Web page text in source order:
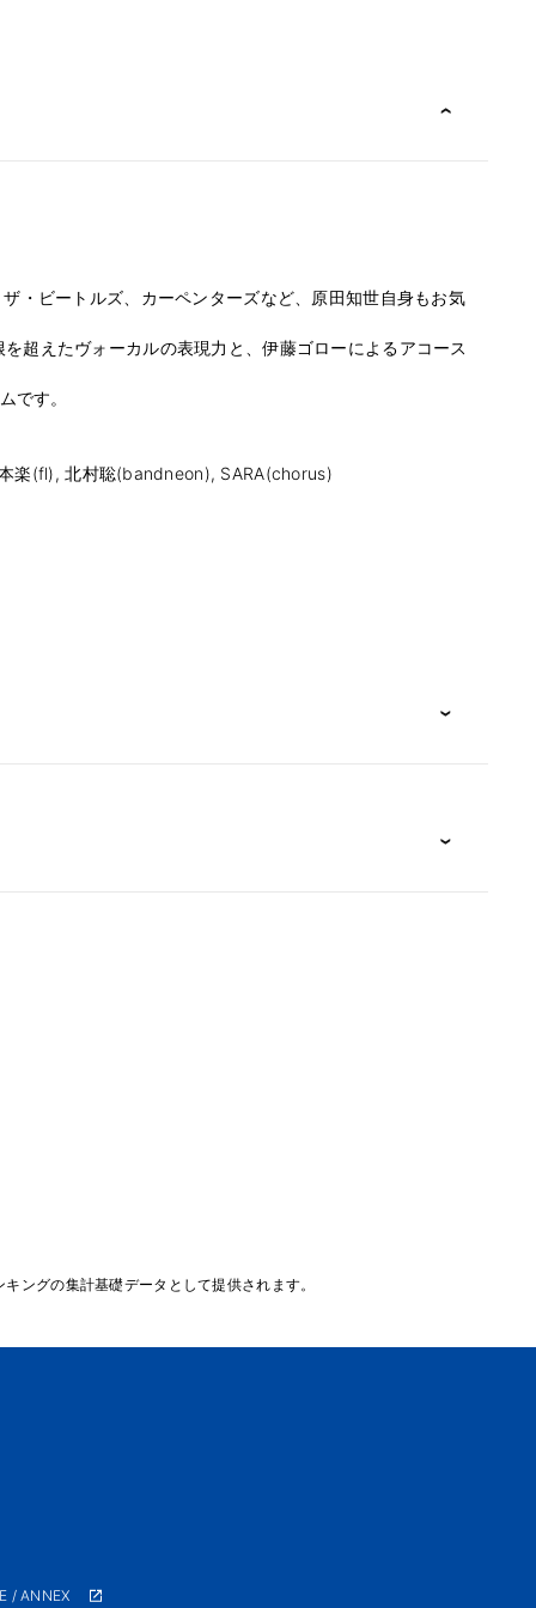
・ビートルズ、カーペンターズなど、原田知世自身もお気
超えたヴォーカルの表現力と、伊藤ゴローによるアコース
です。
楽(fl), 北村聡(bandneon), SARA(chorus)
ングの集計基礎データとして提供されます。
/ ANNEX